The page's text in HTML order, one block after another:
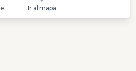
Ir al mapa